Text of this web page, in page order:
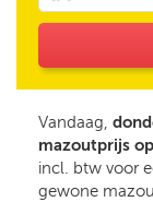
Vandaag,
mazoutprijs
incl. btw voor
gewone